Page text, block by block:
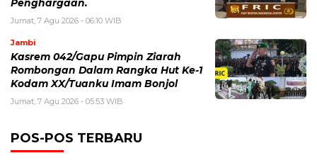
Penghargaan.
Jumat, 7 Agu 2026 - 06:10 WIB
Jambi
Kasrem 042/Gapu Pimpin Ziarah
Rombongan Dalam Rangka Hut Ke-1
Kodam XX/Tuanku Imam Bonjol
Jumat, 7 Agu 2026 - 05:53 WIB
POS-POS TERBARU